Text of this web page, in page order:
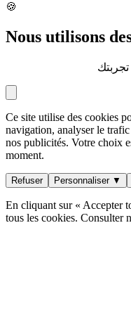
🍪
Nous utilisons
Ce site utilise des cookies
navigation, analyser le
nos publicités. Votre choix
moment.
Refuser Personnaliser ▼
En cliquant sur « Accepter
tous les cookies. Consulter